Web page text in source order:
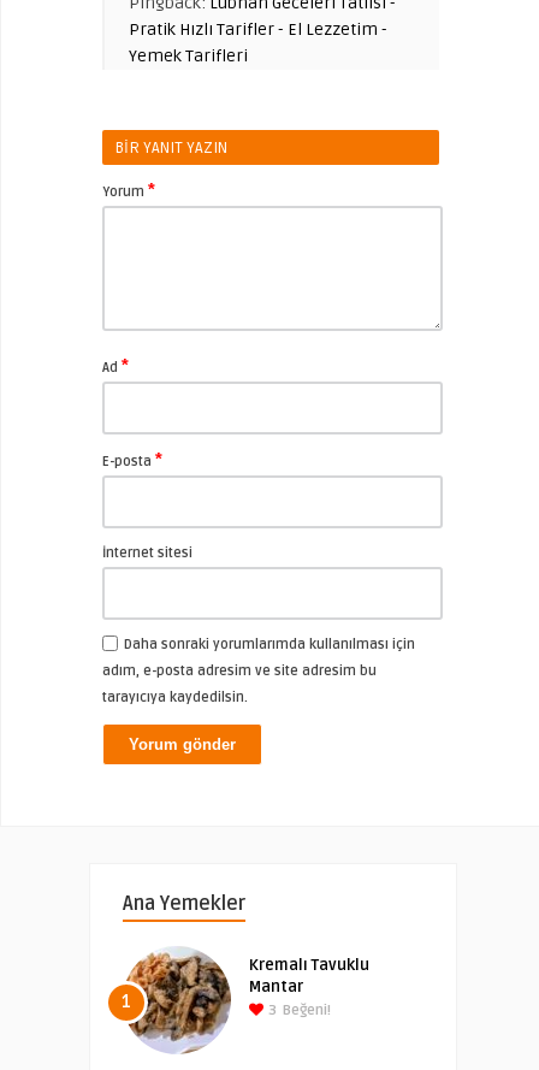
Pratik Hızlı Tarifler - El Lezzetim -
Yemek Tarifleri
BIR YANIT YAZIN
Yorum *
Ad *
E-posta *
İnternet sitesi
Daha sonraki yorumlarımda kullanılması için
adım, e-posta adresim ve site adresim bu
tarayıcıya kaydedilsin.
Ana Yemekler
1
Kremalı Tavuklu
Mantar
3 Beğeni!